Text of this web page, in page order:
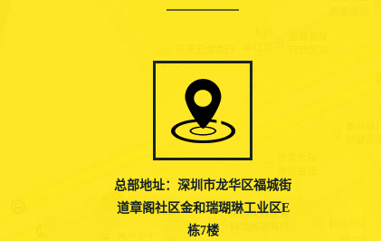
总部地址：深圳市龙华区福城街
道章阁社区金和瑞瑚琳工业区E
栋7楼